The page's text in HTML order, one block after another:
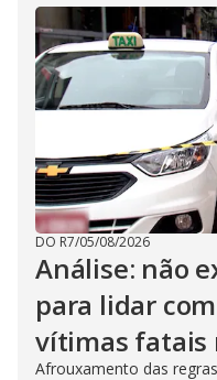
DO R7/05/08/2026
Análise: não
para lidar
vítimas fatais
Afrouxamento das